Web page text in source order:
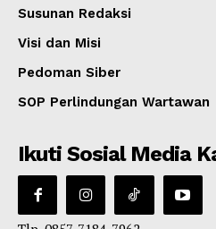
Susunan Redaksi
Visi dan Misi
Pedoman Siber
SOP Perlindungan Wartawan
Ikuti Sosial Media